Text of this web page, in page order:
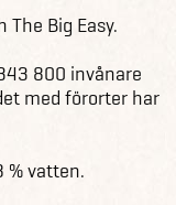
The Big Easy.
800 invånare
med förorter har
% vatten.